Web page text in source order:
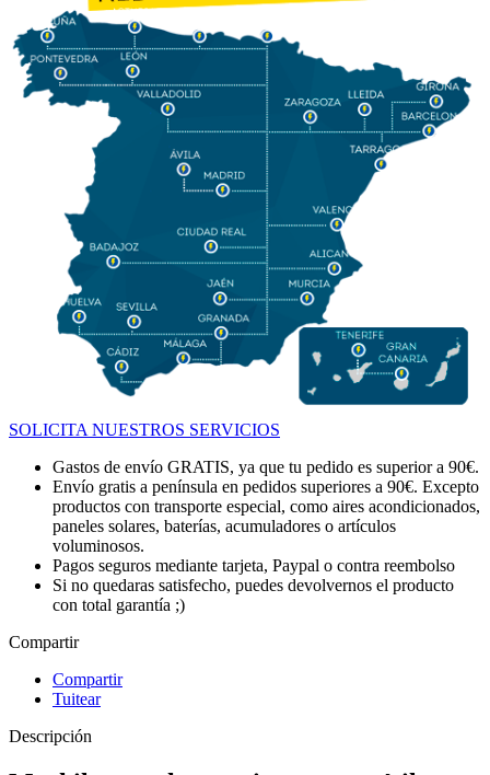
SOLICITA NUESTROS SERVICIOS
Gastos de envío GRATIS, ya que tu pedido es superior a 90€.
Envío gratis a península en pedidos superiores a 90€. Excepto
productos con transporte especial, como aires acondicionados,
paneles solares, baterías, acumuladores o artículos
voluminosos.
Pagos seguros mediante tarjeta, Paypal o contra reembolso
Si no quedaras satisfecho, puedes devolvernos el producto
con total garantía ;)
Compartir
Compartir
Tuitear
Descripción